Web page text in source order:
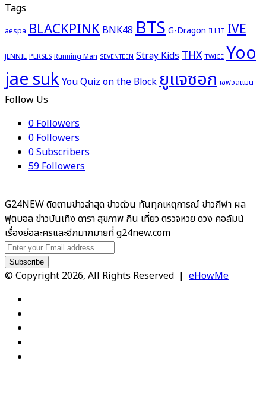
Tags
aespa BLACKPINK BNK48BTSG-Dragon ILLIT IVE
JENNIE PERSES Running Man SEVENTEEN Stray Kids THX TWICE Yoo
jae sukYou Quiz on the Blockยูแจซอก เชฟวิลแมน
Follow Us
0 Followers
0 Followers
0Subscribers
59 Followers
G24NEW ติดตามข่าวล่าสุด ข่าวด่วน ทันทุกเหตุการณ์ ข่าวกีฬา ผล
ฟุตบอล ข่าวบันเทิง ดารา สุขภาพ กิน เที่ยว ตรวจหวย ดวง คอลัมน์
เรื่องย่อละครและอีกมากมายที่ g24new.com
Enter
your
Email
© Copyright 2026, All Rights Reserved | eHowMe